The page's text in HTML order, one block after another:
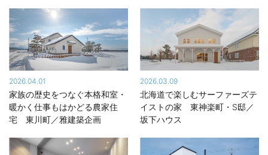
世界でいちばん選ばれている注文住宅メーカー※
理想とする住まいを、納得価格で多くの方に提供していくことも
「家は、性能。」を掲げる上での大切なテーマとしてきた一条工
務店。その想いで続けてきた住まいづくりが多くのオーナーに支
持されたことで、2019年から5年連続で「最新年間で最も売れて
いる注文住宅会社」として、ギネス世界記録 TM
に認定されていま
す。 ※記録名｢最新年間で最も売れている注文住宅会社｣（認定対象
年：2023年）
ダントツの住宅性能・豊富なラインアップも魅力
2026.04.01
家族の歴史をつなぐ本格和室・
暖かく仕事もはかどる農家住
宅 東川町／雅建築企画
2026.03.09
北海道で楽しむサーファーズテ
イストの家 東神楽町・S邸／
坂下ハウス